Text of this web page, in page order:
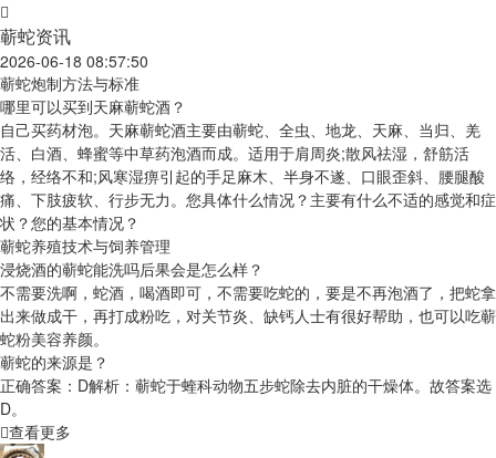
蕲蛇资讯
2026-06-18 08:57:50
蕲蛇炮制方法与标准
哪里可以买到天麻蕲蛇酒？
自己买药材泡。天麻蕲蛇酒主要由蕲蛇、全虫、地龙、天麻、当归、羌
活、白酒、蜂蜜等中草药泡酒而成。适用于肩周炎;散风祛湿，舒筋活
络，经络不和;风寒湿痹引起的手足麻木、半身不遂、口眼歪斜、腰腿酸
痛、下肢疲软、行步无力。您具体什么情况？主要有什么不适的感觉和症
状？您的基本情况？
蕲蛇养殖技术与饲养管理
浸烧酒的蕲蛇能洗吗后果会是怎么样？
不需要洗啊，蛇酒，喝酒即可，不需要吃蛇的，要是不再泡酒了，把蛇拿
出来做成干，再打成粉吃，对关节炎、缺钙人士有很好帮助，也可以吃蕲
蛇粉美容养颜。
蕲蛇的来源是？
正确答案：D解析：蕲蛇于蝰科动物五步蛇除去内脏的干燥体。故答案选
D。
查看更多